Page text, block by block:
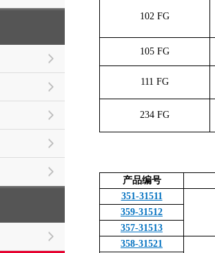
102 FG
105 FG
111 FG
234 FG
产品编号
351-31511
359-31512
357-31513
358-31521